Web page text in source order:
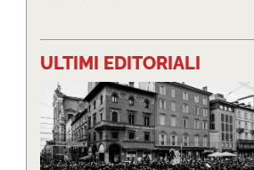
ULTIMI EDITORIALI